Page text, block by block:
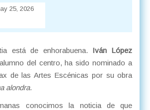
25, 2026
está de enhorabuena. Iván López
del centro, ha sido nominado a
de las Artes Escénicas por su obra
alondra.
conocimos la noticia de que